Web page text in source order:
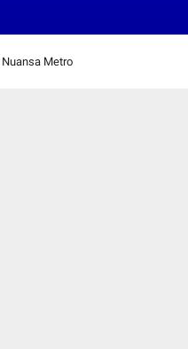
Nuansa Metro